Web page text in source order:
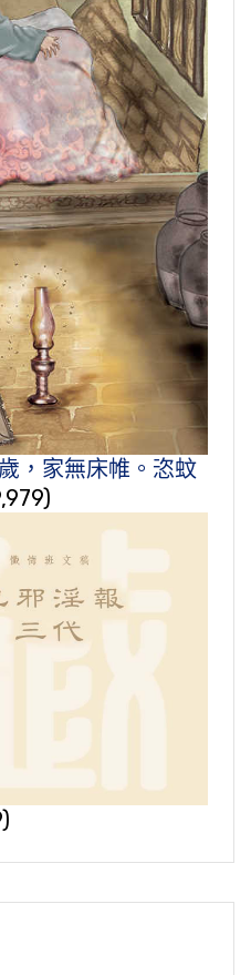
，家無床帷。恣蚊